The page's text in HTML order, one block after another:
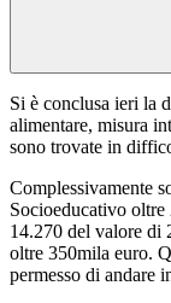
Si è conclusa ieri la
alimentare, misura
sono trovate in
Complessivamente
Socioeducativo
14.270 del valore di
oltre 350mila euro.
permesso di andare